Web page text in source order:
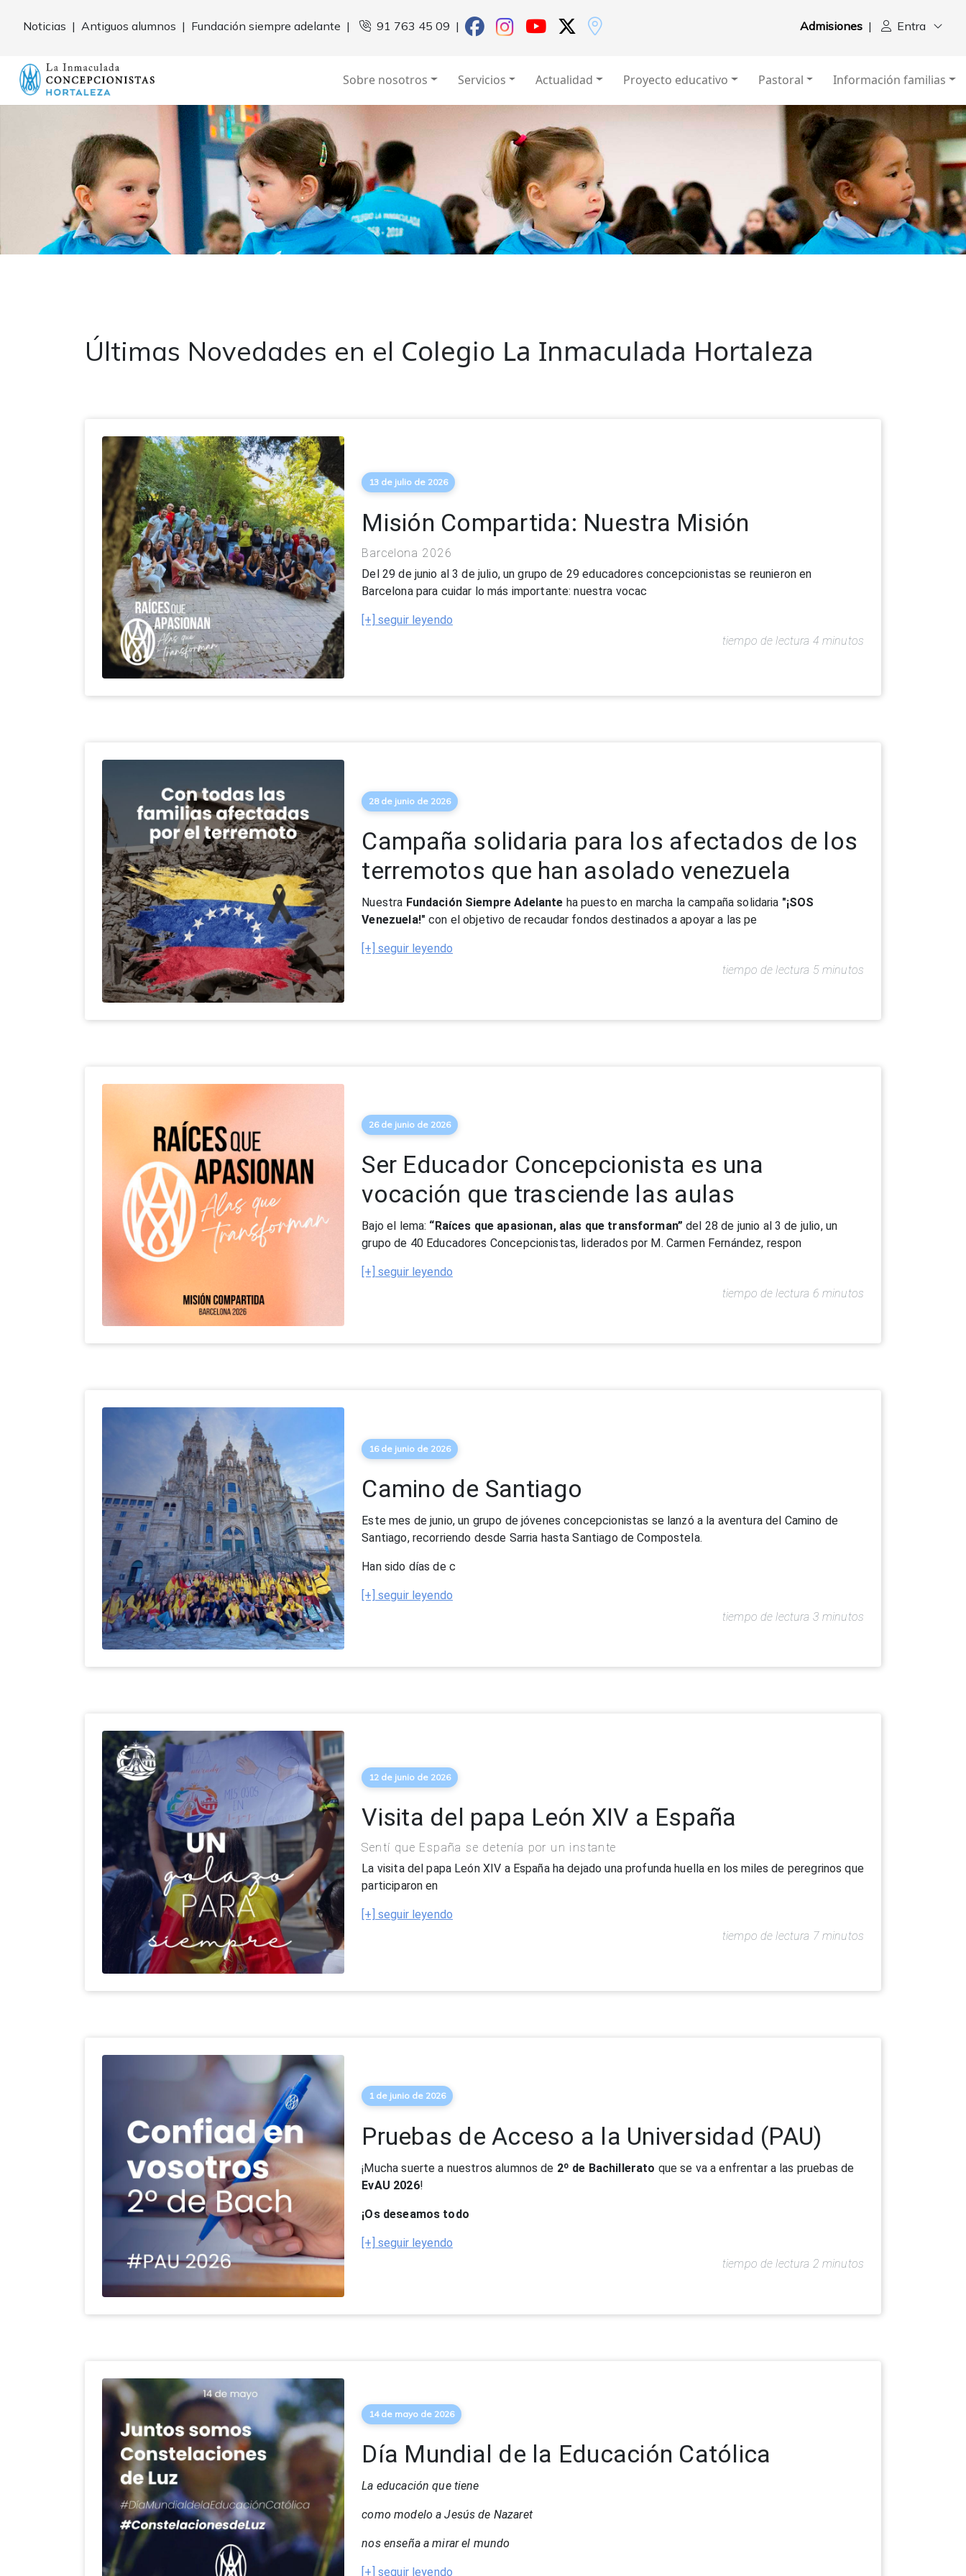
Noticias | Antiguos alumnos | Fundación siempre adelante | 91 763 45 09 | Entra
|
Admisiones
Sobre nosotros Servicios Actualidad Proyecto educativo Pastoral Información familias
Últimas Novedades en el Colegio La Inmaculada Hortaleza
13 de julio de 2026
Misión Compartida: Nuestra Misión
Barcelona 2026
Del 29 de junio al 3 de julio, un grupo de 29 educadores concepcionistas se reunieron en
Barcelona para cuidar lo más importante: nuestra vocac
[+] seguir leyendo
tiempo de lectura 4 minutos
28 de junio de 2026
Campaña solidaria para los afectados de los
terremotos que han asolado venezuela
Nuestra Fundación Siempre Adelante ha puesto en marcha la campaña solidaria "¡SOS
Venezuela!" con el objetivo de recaudar fondos destinados a apoyar a las pe
[+] seguir leyendo
tiempo de lectura 5 minutos
26 de junio de 2026
Ser Educador Concepcionista es una
vocación que trasciende las aulas
Bajo el lema: “Raíces que apasionan, alas que transforman” del 28 de junio al 3 de julio, un
grupo de 40 Educadores Concepcionistas, liderados por M. Carmen Fernández, respon
[+] seguir leyendo
tiempo de lectura 6 minutos
16 de junio de 2026
Camino de Santiago
Este mes de junio, un grupo de jóvenes concepcionistas se lanzó a la aventura del Camino de
Santiago, recorriendo desde Sarria hasta Santiago de Compostela.
Han sido días de c
[+] seguir leyendo
tiempo de lectura 3 minutos
12 de junio de 2026
Visita del papa León XIV a España
Sentí que España se detenía por un instante
La visita del papa León XIV a España ha dejado una profunda huella en los miles de peregrinos que
participaron en
[+] seguir leyendo
tiempo de lectura 7 minutos
1 de junio de 2026
Pruebas de Acceso a la Universidad (PAU)
¡Mucha suerte a nuestros alumnos de 2º de Bachillerato que se va a enfrentar a las pruebas de
EvAU 2026!
¡Os deseamos todo
[+] seguir leyendo
tiempo de lectura 2 minutos
14 de mayo de 2026
Día Mundial de la Educación Católica
La educación que tiene
como modelo a Jesús de Nazaret
nos enseña a mirar el mundo
[+] seguir leyendo